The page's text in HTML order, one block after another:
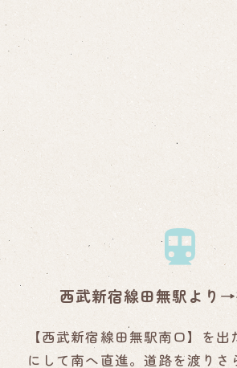
西武新宿線田無駅より
【西武新宿線田無駅南口】を
にして南へ直進。道路を渡りさ